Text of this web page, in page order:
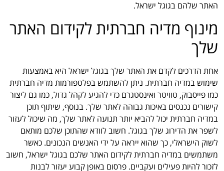
האתר שלהם בגוגל ישראל.
מינוף מדיה חברתית לקידום האתר
שלך
אחת הדרכים לקדם את האתר שלך בגוגל ישראל היא באמצעות
שימוש במדיה חברתית. ניתן להשתמש בפלטפורמות מדיה חברתית
כמו פייסבוק, טוויטר ואינסטגרם כדי להגיע לקהל גדול, כמו גם ליצור
קישורים נכנסים באיכות גבוהה לאתר שלך. בנוסף, שיתוף תוכן
במדיה חברתית יכול להביא יותר תנועה לאתר שלך, מה שיכול לעזור
לשפר את הדירוג שלך בגוגל. חשוב לוודא שהתוכן שלכם מותאם
לשוק הישראלי, כך שהוא ייראה על ידי האנשים הנכונים. כאשר
משתמשים במדיה חברתית לקידום האתר שלכם בגוגל ישראל, חשוב
לזכור להיות פעילים ועקביים. פרסום באופן קבוע יעזור לבנות